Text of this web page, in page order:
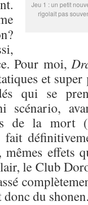
Jeu 1 : un petit
rigolait pas
Pour moi,
et
qui se
scénario,
de la mort
fait
mêmes effets
le Club
du